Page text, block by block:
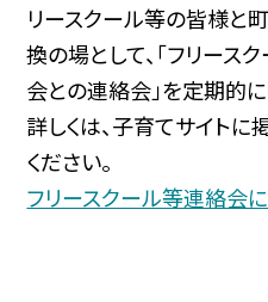
リースクール等の皆様と
換の場として、 「フリース
会との連絡会」を定期的に
詳しくは、子育てサイト
ください。
フリースクール等連絡会に